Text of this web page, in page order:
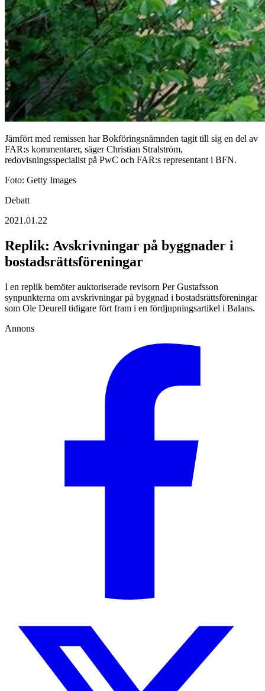
Jämfört med remissen har Bokföringsnämnden tagit till sig en del av
FAR:s kommentarer, säger Christian Stralström,
redovisningsspecialist på PwC och FAR:s representant i BFN.
Foto: Getty Images
Debatt
2021.01.22
Replik: Avskrivningar på byggnader i
bostadsrättsföreningar
I en replik bemöter auktoriserade revisorn Per Gustafsson
synpunkterna om avskrivningar på byggnad i bostadsrättsföreningar
som Ole Deurell tidigare fört fram i en fördjupningsartikel i Balans.
Annons